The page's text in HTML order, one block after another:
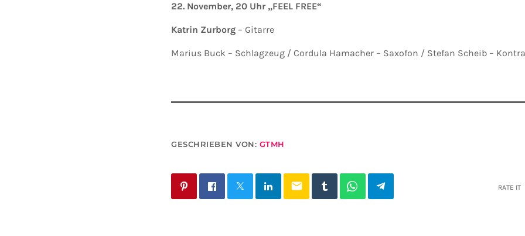
22. November, 20 Uhr „FEEL FREE“
Katrin Zurborg – Gitarre
Marius Buck – Schlagzeug / Cordula Hamacher – Saxofon / Stefan Scheib –
GESCHRIEBEN VON: GTMH
email RATE IT